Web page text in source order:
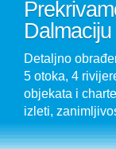
Dalmaciju
Detaljno
5 otoka, 4
objekata i
izleti,